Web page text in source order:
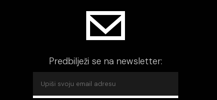
Predbilježi se na newsletter: